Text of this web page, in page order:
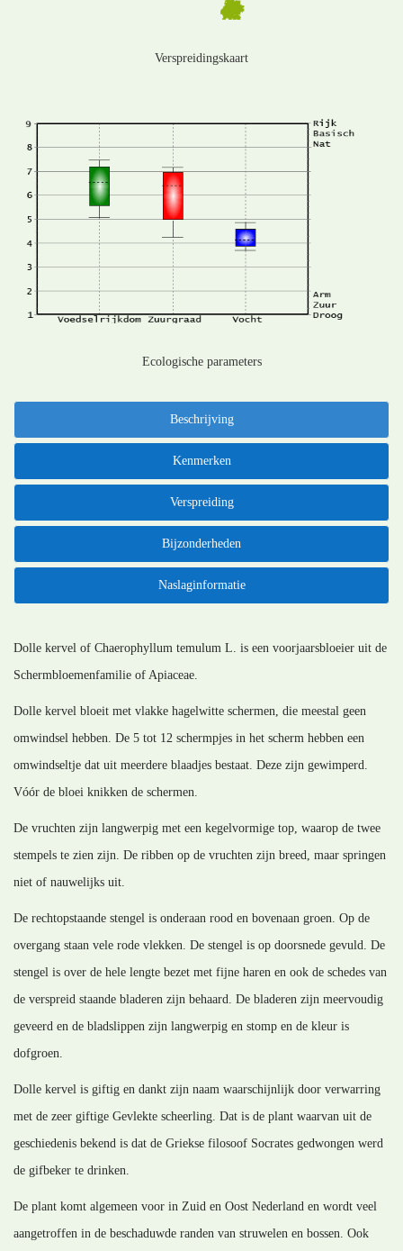
Verspreidingskaart
Ecologische parameters
Beschrijving
Kenmerken
Verspreiding
Bijzonderheden
Naslaginformatie
Dolle kervel of Chaerophyllum temulum L. is een voorjaarsbloeier uit de
Schermbloemenfamilie of Apiaceae.
Dolle kervel bloeit met vlakke hagelwitte schermen, die meestal geen
omwindsel hebben. De 5 tot 12 schermpjes in het scherm hebben een
omwindseltje dat uit meerdere blaadjes bestaat. Deze zijn gewimperd.
Vóór de bloei knikken de schermen.
De vruchten zijn langwerpig met een kegelvormige top, waarop de twee
stempels te zien zijn. De ribben op de vruchten zijn breed, maar springen
niet of nauwelijks uit.
De rechtopstaande stengel is onderaan rood en bovenaan groen. Op de
overgang staan vele rode vlekken. De stengel is op doorsnede gevuld. De
stengel is over de hele lengte bezet met fijne haren en ook de schedes van
de verspreid staande bladeren zijn behaard. De bladeren zijn meervoudig
geveerd en de bladslippen zijn langwerpig en stomp en de kleur is
dofgroen.
Dolle kervel is giftig en dankt zijn naam waarschijnlijk door verwarring
met de zeer giftige Gevlekte scheerling. Dat is de plant waarvan uit de
geschiedenis bekend is dat de Griekse filosoof Socrates gedwongen werd
de gifbeker te drinken.
De plant komt algemeen voor in Zuid en Oost Nederland en wordt veel
aangetroffen in de beschaduwde randen van struwelen en bossen. Ook